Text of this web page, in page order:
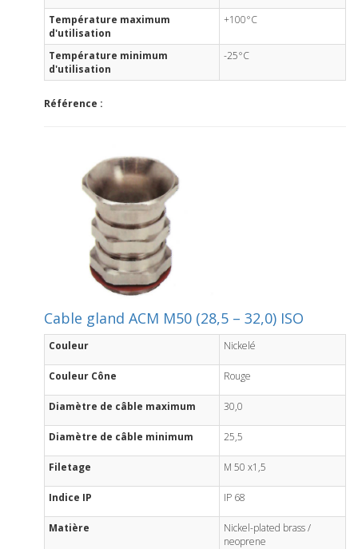
Température maximum
d'utilisation
+100°C
Température minimum
d'utilisation
-25°C
Référence :
Cable gland ACM M50 (28,5 – 32,0) ISO
Couleur Nickelé
Couleur Cône Rouge
Diamètre de câble maximum 30,0
Diamètre de câble minimum 25,5
Filetage M 50 x1,5
Indice IP IP 68
Matière
Nickel-plated brass /
neoprene